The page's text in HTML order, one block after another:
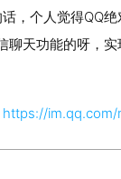
，个人觉得QQ绝
聊天功能的呀，
https://